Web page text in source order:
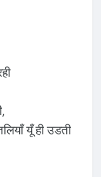
यूँ ही उडती